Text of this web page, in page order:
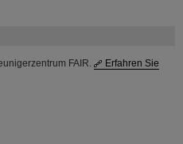
FAIR.
Erfahren Sie